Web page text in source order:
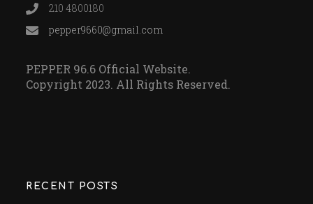
210 4800180
pepper9660@gmail.com
PEPPER 96.6 Official Website.
Copyright 2023. All Rights Reserved.
RECENT POSTS